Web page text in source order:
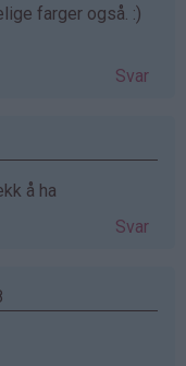
farger også. :)
Svar
å ha
Svar